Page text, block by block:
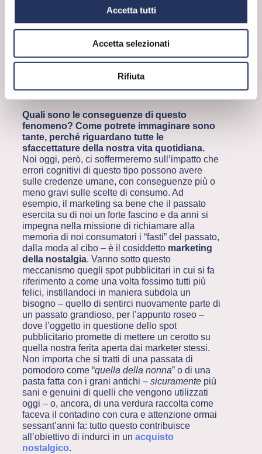
Accetta tutti
Accetta selezionati
Rifiuta
eravamo personalmente coinvolti. “
principale per cui le persone distorcono la verità
è perché accrescerebbe la loro autostima
sosteneva Elizabeth Loftus, esperta di memoria
– e dunque, per fare ciò, le persone alterano
con dovizia e attenzione l’interpretazione di
eventi passati di modo che questi e loro stessi
vengano visti positivamente.
Quali sono le conseguenze di questo
fenomeno? Come potrete immaginare sono
tante, perché riguardano tutte le
sfaccettature della nostra vita quotidiana.
Noi oggi, però, ci soffermeremo sull’impatto che
errori cognitivi di questo tipo possono avere
sulle credenze umane, con conseguenze più o
meno gravi sulle scelte di consumo. Ad
esempio, il marketing sa bene che il passato
esercita su di noi un forte fascino e da anni si
impegna nella missione di richiamare alla
memoria di noi consumatori i “fasti” del passato,
dalla moda al cibo – è il cosiddetto marketing
della nostalgia. Vanno sotto questo
meccanismo quegli spot pubblicitari in cui si fa
riferimento a come una volta fossimo tutti più
felici, instillandoci in maniera subdola un
bisogno – quello di sentirci nuovamente parte di
un passato grandioso, per l’appunto roseo –
dove l’oggetto in questione dello spot
pubblicitario promette di mettere un cerotto su
quella nostra ferita aperta dai marketer stessi.
Non importa che si tratti di una passata di
pomodoro come “quella della nonna” o di una
pasta fatta con i grani antichi – sicuramentepiù
sani e genuini di quelli che vengono utilizzati
oggi – o, ancora, di una verdura raccolta come
faceva il contadino con cura e attenzione ormai
sessant’anni fa: tutto questo contribuisce
all’obiettivo di indurci in un acquisto
nostalgico.